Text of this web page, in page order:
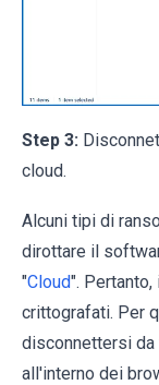
Step 3:
cloud.
Alcuni tipi di
dirottare il
"Cloud".
crittografati. Per
disconnettersi da
all'interno dei